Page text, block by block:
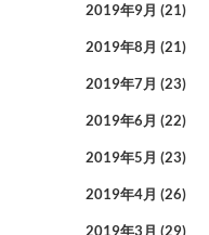
2019年9月 (21)
2019年8月 (21)
2019年7月 (23)
2019年6月 (22)
2019年5月 (23)
2019年4月 (26)
2019年3月 (29)